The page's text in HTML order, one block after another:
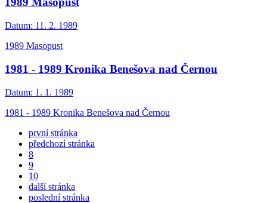
Datum: 11. 2. 1989
1989 Masopust
1981 - 1989 Kronika Benešova nad Černou
Datum: 1. 1. 1989
1981 - 1989 Kronika Benešova nad Černou
první stránka
předchozí stránka
8
9
10
další stránka
poslední stránka